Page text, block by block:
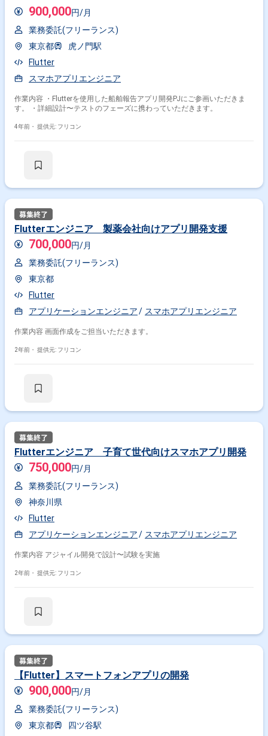
900,000円/月
業務委託(フリーランス)
東京都
虎ノ門駅
Flutter
スマホアプリエンジニア
作業内容 ・Flutterを使用した船舶報告アプリ開発PJにご参画いただきま
す。 ・詳細設計〜テストのフェーズに携わっていただきます。
4年前・ 提供元: フリコン
Flutterエンジニア 製薬会社向けアプリ開発支援
700,000円/月
業務委託(フリーランス)
東京都
Flutter
アプリケーションエンジニア
スマホアプリエンジニア
作業内容 画面作成をご担当いただきます。
2年前・ 提供元: フリコン
Flutterエンジニア 子育て世代向けスマホアプリ開発
750,000円/月
業務委託(フリーランス)
神奈川県
Flutter
アプリケーションエンジニア
スマホアプリエンジニア
作業内容 アジャイル開発で設計〜試験を実施
2年前・ 提供元: フリコン
【Flutter】スマートフォンアプリの開発
900,000円/月
業務委託(フリーランス)
東京都
四ツ谷駅